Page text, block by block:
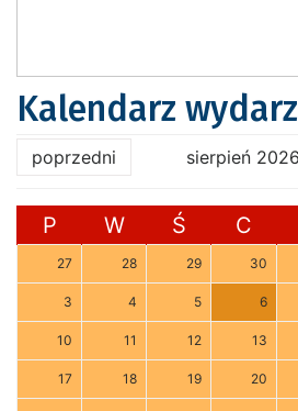
Kalendarz
poprzedni sierpień 2026
P W Ś C
27 28 29 30
3 4 5 6
10 11 12 13
17 18 19 20